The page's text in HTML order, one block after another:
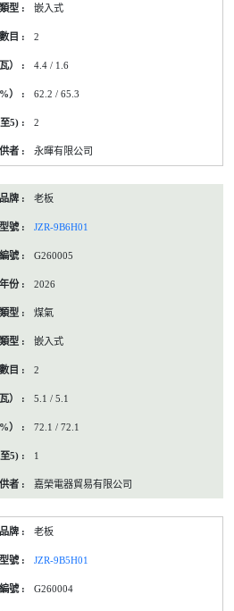
嵌入式
2
4.4 / 1.6
62.2 / 65.3
2
永暉有限公司
老板
JZR-9B6H01
G260005
2026
煤氣
嵌入式
2
5.1 / 5.1
72.1 / 72.1
1
嘉榮電器貿易有限公司
老板
JZR-9B5H01
G260004